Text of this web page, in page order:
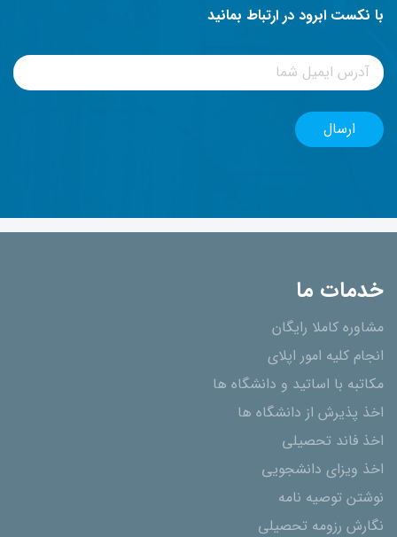
با نکست ابرود در ارتباط بمانید
خدمات ما
مشاوره کاملا رایگان
انجام کلیه امور اپلای
مکاتبه با اساتید و دانشگاه ها
اخذ پذیرش از دانشگاه ھا
اخذ فاند تحصیلی
اخذ ویزای دانشجویی
نوشتن توصیه نامه
نگارش رزومه تحصیلی